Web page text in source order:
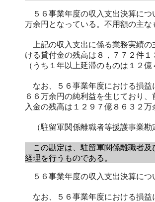
５６事業年度の収入支出決算につ
万余円となっている。不用額の主
上記の収入支出に係る業務実績の
ける貸付金の残高は８，７７２件
（うち１年以上延滞のものは１２
なお、５６事業年度における損益
６６万余円の純利益を生じており
入金の残高は１２９７億８６３２
（駐留軍関係離職者等援護事業勘
この勘定は、駐留軍関係離職者及
経理を行うものである。
５６事業年度の収入支出決算につ
なお、５６事業年度における損益